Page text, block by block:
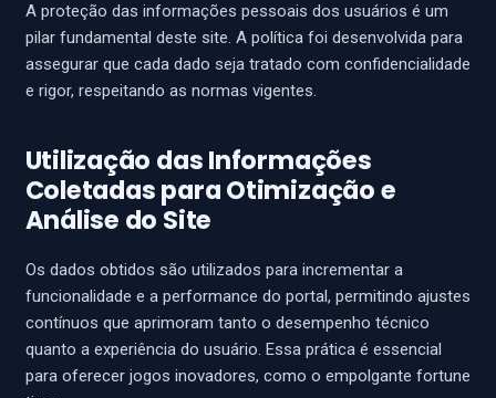
A proteção das informações pessoais dos usuários é um
pilar fundamental deste site. A política foi desenvolvida para
assegurar que cada dado seja tratado com confidencialidade
e rigor, respeitando as normas vigentes.
Utilização das Informações
Coletadas para Otimização e
Análise do Site
Os dados obtidos são utilizados para incrementar a
funcionalidade e a performance do portal, permitindo ajustes
contínuos que aprimoram tanto o desempenho técnico
quanto a experiência do usuário. Essa prática é essencial
para oferecer jogos inovadores, como o empolgante fortune